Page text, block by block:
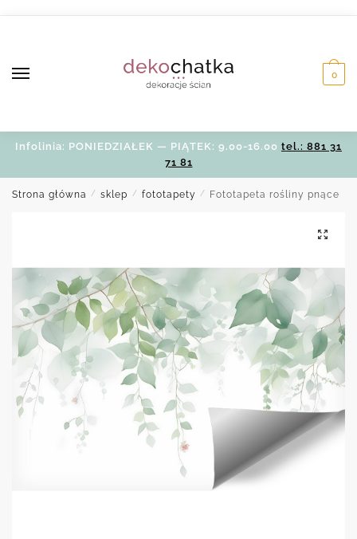
0
Infolinia: PONIEDZIAŁEK — PIĄTEK: 9.00-16.00 tel.: 881 31
71 81
Strona główna / sklep / fototapety / Fototapeta rośliny pnące